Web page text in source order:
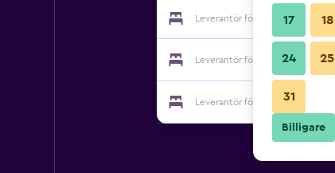
Leverantör för Casa Pórtico
Leverantör för Casa Pórtico
Leverantör för Casa Pórtico
17 18
24 25
31
Billigare